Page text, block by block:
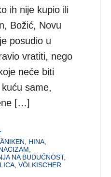
ih nije kupio ili
Božić, Novu
posudio u
vratiti, nego
neće biti
same,
[…]
HINA
NA BUDUĆNOST,
,VÖLKISCHER